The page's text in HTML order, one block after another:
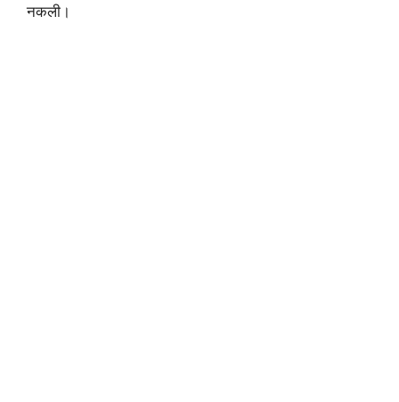
नकली।